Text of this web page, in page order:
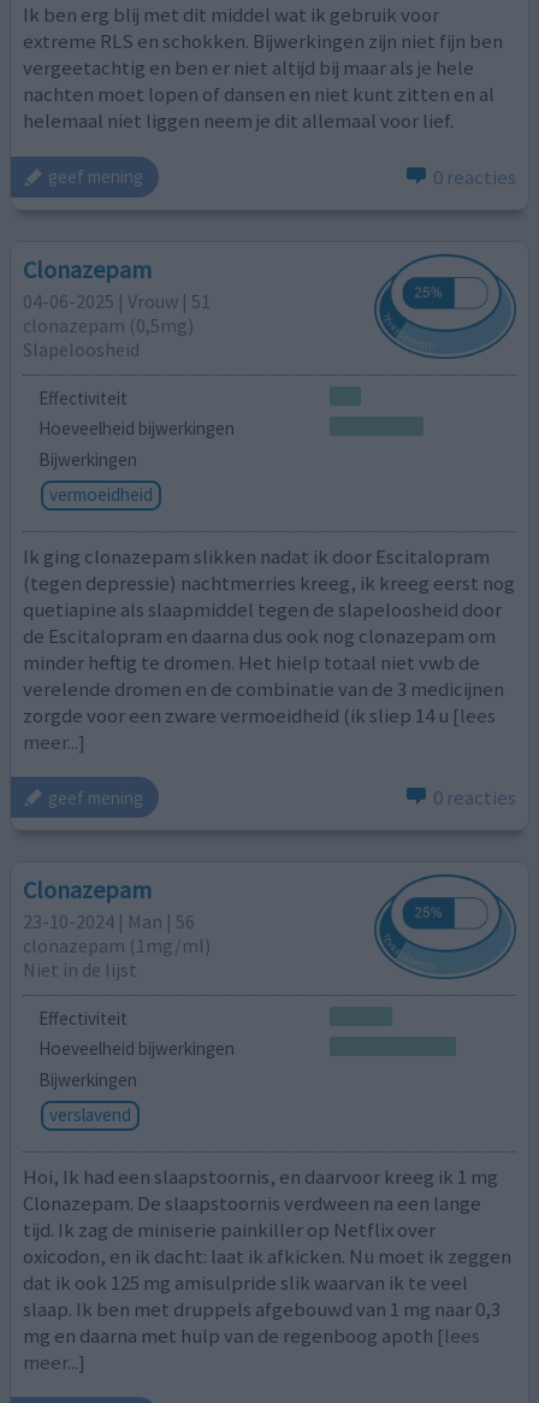
Ik ben erg blij met dit middel wat ik gebruik voor
extreme RLS en schokken. Bijwerkingen zijn niet fijn ben
vergeetachtig en ben er niet altijd bij maar als je hele
nachten moet lopen of dansen en niet kunt zitten en al
helemaal niet liggen neem je dit allemaal voor lief.
geef mening 0 reacties
Clonazepam
04-06-2025 | Vrouw | 51
clonazepam (0,5mg)
Slapeloosheid
Effectiviteit
Hoeveelheid bijwerkingen
Bijwerkingen
vermoeidheid
Ik ging clonazepam slikken nadat ik door Escitalopram
(tegen depressie) nachtmerries kreeg, ik kreeg eerst nog
quetiapine als slaapmiddel tegen de slapeloosheid door
de Escitalopram en daarna dus ook nog clonazepam om
minder heftig te dromen. Het hielp totaal niet vwb de
verelende dromen en de combinatie van de 3 medicijnen
zorgde voor een zware vermoeidheid (ik sliep 14 u [lees
meer...]
geef mening 0 reacties
Clonazepam
23-10-2024 | Man | 56
clonazepam (1mg/ml)
Niet in de lijst
Effectiviteit
Hoeveelheid bijwerkingen
Bijwerkingen
verslavend
Hoi, Ik had een slaapstoornis, en daarvoor kreeg ik 1 mg
Clonazepam. De slaapstoornis verdween na een lange
tijd. Ik zag de miniserie painkiller op Netflix over
oxicodon, en ik dacht: laat ik afkicken. Nu moet ik zeggen
dat ik ook 125 mg amisulpride slik waarvan ik te veel
slaap. Ik ben met druppels afgebouwd van 1 mg naar 0,3
mg en daarna met hulp van de regenboog apoth [lees
meer...]